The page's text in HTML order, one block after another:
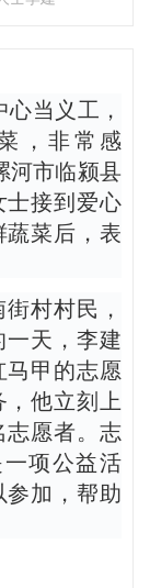
当义工，
，非常感
河市临颍县
士接到爱心
菜后，表
村村民，
天，李建
甲的志愿
他立刻上
愿者。志
项公益活
加，帮助